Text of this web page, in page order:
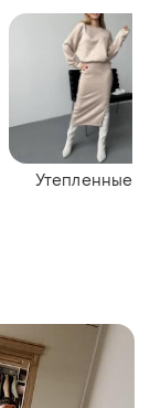
Утепленные